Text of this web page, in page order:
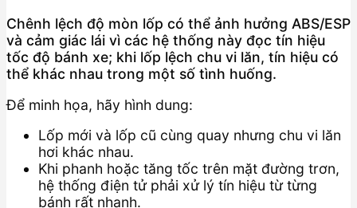
Chênh lệch độ mòn lốp có thể ảnh hưởng ABS/ESP
và cảm giác lái vì các hệ thống này đọc tín hiệu
tốc độ bánh xe; khi lốp lệch chu vi lăn, tín hiệu có
thể khác nhau trong một số tình huống.
Để minh họa, hãy hình dung:
Lốp mới và lốp cũ cùng quay nhưng chu vi lăn
hơi khác nhau.
Khi phanh hoặc tăng tốc trên mặt đường trơn,
hệ thống điện tử phải xử lý tín hiệu từ từng
bánh rất nhanh.